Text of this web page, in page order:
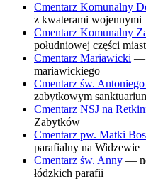
Cmentarz Komunalny
z kwaterami wojennymi
Cmentarz Komunalny
południowej części
Cmentarz Mariawicki —
mariawickiego
Cmentarz św.
zabytkowym
Cmentarz NSJ na
Zabytków
Cmentarz pw. Matki
parafialny na Widzewie
Cmentarz św. Anny —
łódzkich parafii